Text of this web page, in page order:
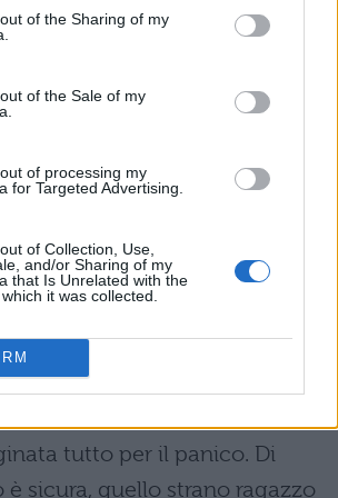
of the Sharing of my
of the Sale of my
of processing my
for Targeted Advertising.
of Collection, Use,
and/or Sharing of my
that Is Unrelated with the
it was collected.
misterioso cerca di
finisce per crollare. In quel
piccola e strana bolla fluttua
a stella ed esplode accanto
che si ritrova
senza bulbi oculari
un pugno allo stomaco
Josh si piega su stesso
solo in quel momento si
vedere nuovamente.
cosa sia successo in
tutto per il panico. Di
è sicura, quello strano ragazzo